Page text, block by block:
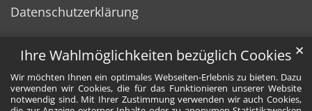
Ihre Wahlmöglichkeiten bezüglich Cookies
Wir möchten Ihnen ein optimales Webseiten-Erlebnis zu bieten. Dazu
verwenden wir Cookies, die für das Funktionieren unserer Website
notwendig sind. Mit Ihrer Zustimmung verwenden wir auch Cookies,
✕
Datenschutzerklärung